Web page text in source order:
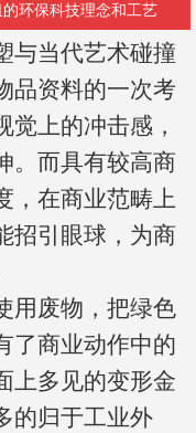
环保科技理念和工艺
与当代艺术碰撞
品资料的一次考
上的冲击感，
。而具有较高商
，在商业范畴上
招引眼球，为商
用废物，把绿色
了商业动作中的
上多见的变形金
的归于工业外